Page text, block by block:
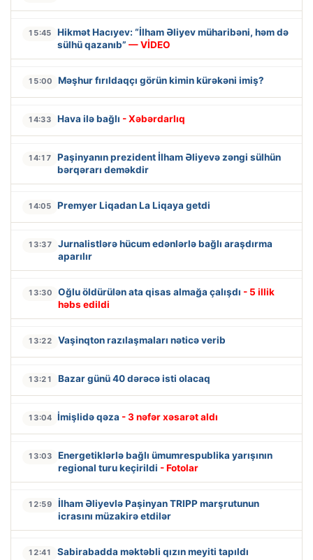
15:45
Hikmət Hacıyev: “İlham Əliyev müharibəni, həm də
sülhü qazanıb” — VİDEO
15:00 Məşhur fırıldaqçı görün kimin kürəkəni imiş?
14:33 Hava ilə bağlı - Xəbərdarlıq
14:17
Paşinyanın prezident İlham Əliyevə zəngi sülhün
bərqərarı deməkdir
14:05 Premyer Liqadan La Liqaya getdi
13:37
Jurnalistlərə hücum edənlərlə bağlı araşdırma
aparılır
13:30 Oğlu öldürülən ata qisas almağa çalışdı - 5 illik
həbs edildi
13:22 Vaşinqton razılaşmaları nəticə verib
13:21 Bazar günü 40 dərəcə isti olacaq
13:04 İmişlidə qəza - 3 nəfər xəsarət aldı
13:03
Energetiklərlə bağlı ümumrespublika yarışının
regional turu keçirildi - Fotolar
12:59
İlham Əliyevlə Paşinyan TRIPP marşrutunun
icrasını müzakirə etdilər
12:41 Sabirabadda məktəbli qızın meyiti tapıldı